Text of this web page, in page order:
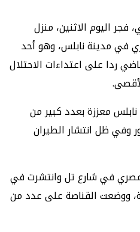
فجر اليوم الاثنين، منزل
في مدينة نابلس، وهو أحد
ردا على اعتداءات الاحتلال
معززة بعدد كبير من
وفي ظل انتشار الطيران
في شارع تل وانتشرت في
ووضعت القناصة على عدد من